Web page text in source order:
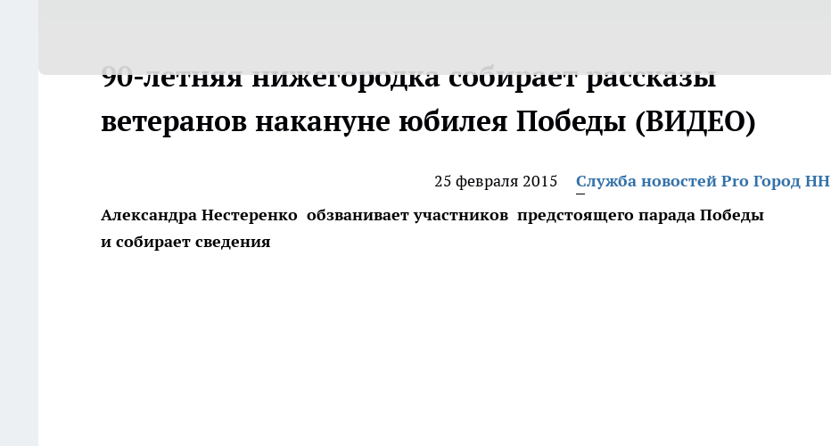
90-летняя нижегородка собирает рассказы
ветеранов накануне юбилея Победы (ВИДЕО)
25 февраля 2015
Служба новостей Pro Город НН
Александра Нестеренко обзванивает участников предстоящего парада Победы
и собирает сведения